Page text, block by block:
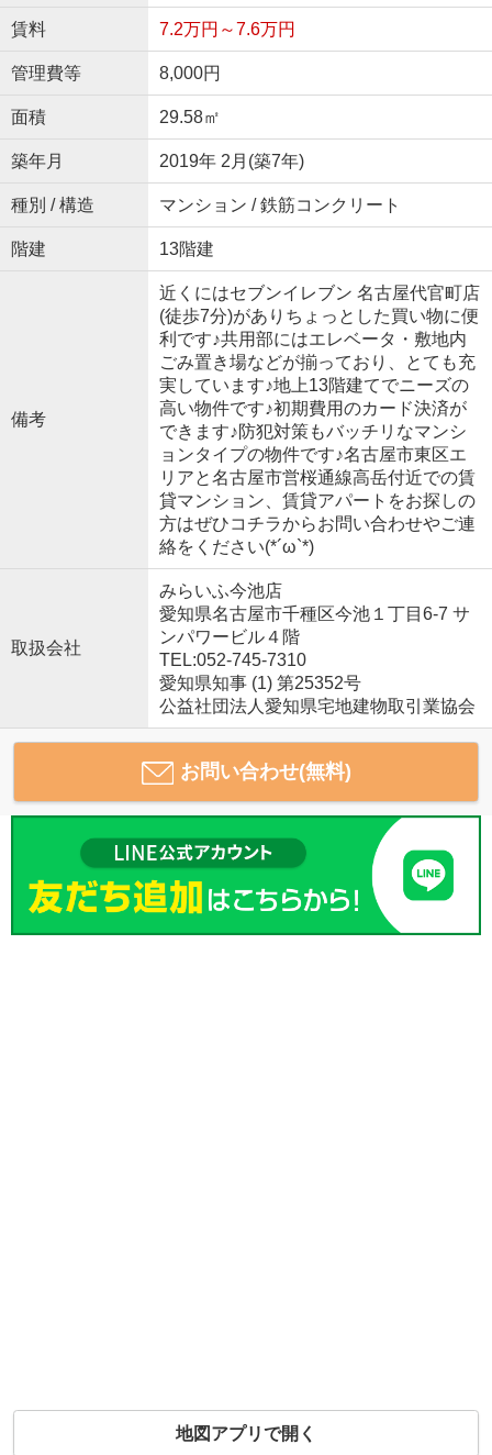
賃料 7.2万円～7.6万円
管理費等 8,000円
面積 29.58㎡
築年月 2019年 2月(築7年)
種別 / 構造 マンション / 鉄筋コンクリート
階建 13階建
備考
近くにはセブンイレブン 名古屋代官町店
(徒歩7分)がありちょっとした買い物に便
利です♪共用部にはエレベータ・敷地内
ごみ置き場などが揃っており、とても充
実しています♪地上13階建てでニーズの
高い物件です♪初期費用のカード決済が
できます♪防犯対策もバッチリなマンシ
ョンタイプの物件です♪名古屋市東区エ
リアと名古屋市営桜通線高岳付近での賃
貸マンション、賃貸アパートをお探しの
方はぜひコチラからお問い合わせやご連
絡をください(*´ω`*)
取扱会社
みらいふ今池店
愛知県名古屋市千種区今池１丁目6-7 サ
ンパワービル４階
TEL:052-745-7310
愛知県知事 (1) 第25352号
公益社団法人愛知県宅地建物取引業協会
お問い合わせ(無料)
地図アプリで開く